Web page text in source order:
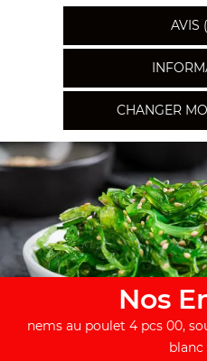
AVIS
CHANGER
Nos
nems au poulet 4 pcs 00,
blanc